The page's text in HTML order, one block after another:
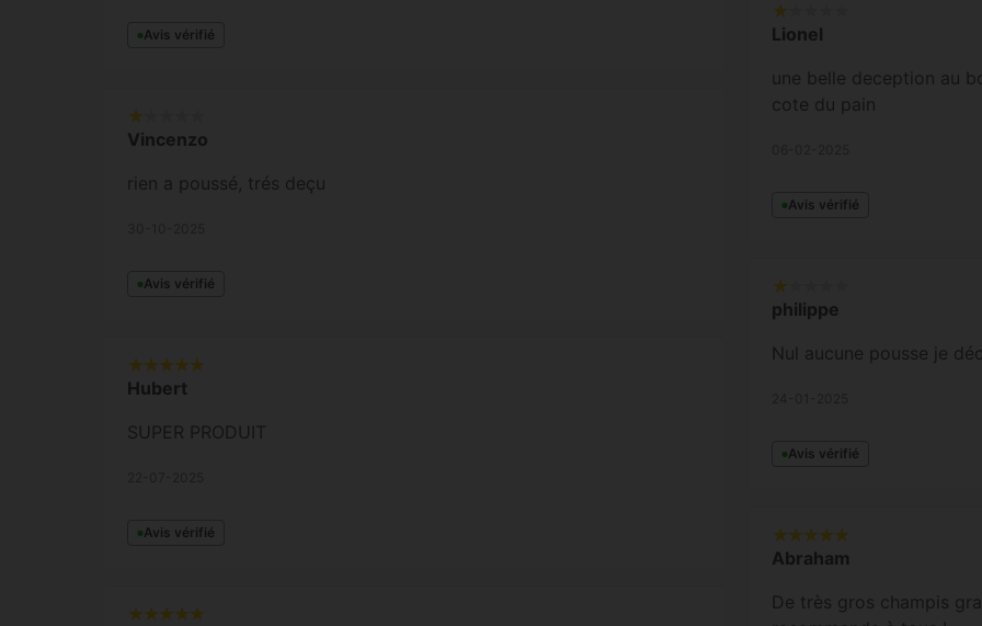
Avis vérifié
Vincenzo
rien a poussé, trés deçu
Avis vérifié
Hubert
SUPER PRODUIT
Avis vérifié
Lionel
une belle deception au
cote du pain
Avis vérifié
philippe
Nul aucune pousse je
Avis vérifié
Abraham
De très gros champis